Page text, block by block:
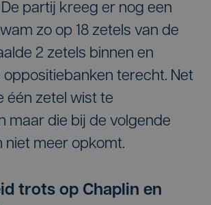
partij kreeg er nog een
zo op 18 zetels van de
2 zetels binnen en
terecht. Net
één zetel wist te
maar die bij de volgende
niet meer opkomt.
trots op Chaplin en